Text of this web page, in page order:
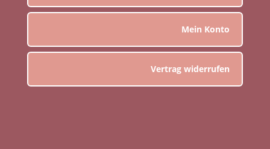
Mein Konto
Vertrag widerrufen